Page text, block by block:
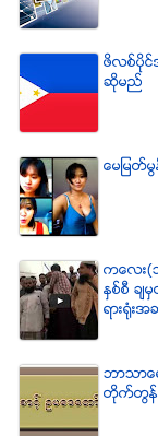
ဖိလစ္ပိုင္
ဆိုမည္
ေမျမတ္မ
ကေလး(
ႏွစ္စီ ခ်
ရားရံု
ဘာသာေ
တိုက္တြန္